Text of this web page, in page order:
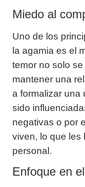
Miedo al
Uno de los
la agamia es el
temor no solo
mantener una
a formalizar una
sido
negativas o por
viven, lo que les
personal.
Enfoque en